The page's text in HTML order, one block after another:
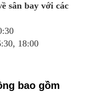
sân bay với các
18:00
bao gồm